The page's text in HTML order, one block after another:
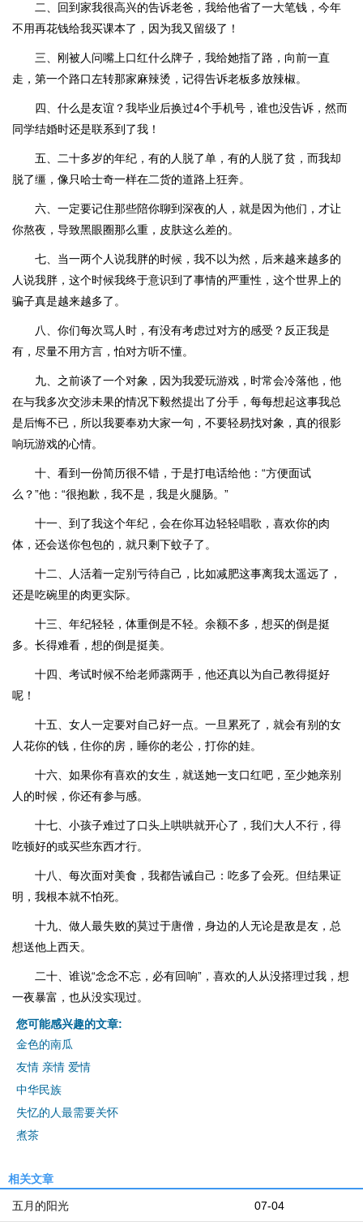
二、回到家我很高兴的告诉老爸，我给他省了一大笔钱，今年
不用再花钱给我买课本了，因为我又留级了！
三、刚被人问嘴上口红什么牌子，我给她指了路，向前一直
走，第一个路口左转那家麻辣烫，记得告诉老板多放辣椒。
四、什么是友谊？我毕业后换过4个手机号，谁也没告诉，然而
同学结婚时还是联系到了我！
五、二十多岁的年纪，有的人脱了单，有的人脱了贫，而我却
脱了缰，像只哈士奇一样在二货的道路上狂奔。
六、一定要记住那些陪你聊到深夜的人，就是因为他们，才让
你熬夜，导致黑眼圈那么重，皮肤这么差的。
七、当一两个人说我胖的时候，我不以为然，后来越来越多的
人说我胖，这个时候我终于意识到了事情的严重性，这个世界上的
骗子真是越来越多了。
八、你们每次骂人时，有没有考虑过对方的感受？反正我是
有，尽量不用方言，怕对方听不懂。
九、之前谈了一个对象，因为我爱玩游戏，时常会冷落他，他
在与我多次交涉未果的情况下毅然提出了分手，每每想起这事我总
是后悔不已，所以我要奉劝大家一句，不要轻易找对象，真的很影
响玩游戏的心情。
十、看到一份简历很不错，于是打电话给他：“方便面试
么？”他：“很抱歉，我不是，我是火腿肠。”
十一、到了我这个年纪，会在你耳边轻轻唱歌，喜欢你的肉
体，还会送你包包的，就只剩下蚊子了。
十二、人活着一定别亏待自己，比如减肥这事离我太遥远了，
还是吃碗里的肉更实际。
十三、年纪轻轻，体重倒是不轻。余额不多，想买的倒是挺
多。长得难看，想的倒是挺美。
十四、考试时候不给老师露两手，他还真以为自己教得挺好
呢！
十五、女人一定要对自己好一点。一旦累死了，就会有别的女
人花你的钱，住你的房，睡你的老公，打你的娃。
十六、如果你有喜欢的女生，就送她一支口红吧，至少她亲别
人的时候，你还有参与感。
十七、小孩子难过了口头上哄哄就开心了，我们大人不行，得
吃顿好的或买些东西才行。
十八、每次面对美食，我都告诫自己：吃多了会死。但结果证
明，我根本就不怕死。
十九、做人最失败的莫过于唐僧，身边的人无论是敌是友，总
想送他上西天。
二十、谁说“念念不忘，必有回响”，喜欢的人从没搭理过我，想
一夜暴富，也从没实现过。
您可能感兴趣的文章:
金色的南瓜
友情 亲情 爱情
中华民族
失忆的人最需要关怀
煮茶
相关文章
07-04
五月的阳光